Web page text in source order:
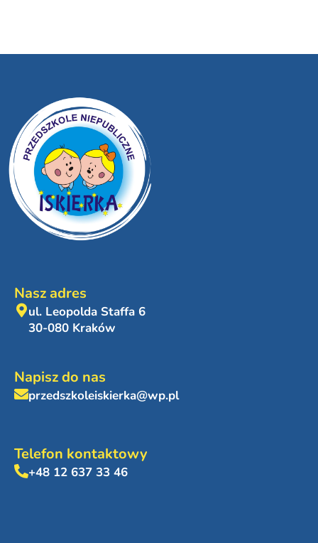
Nasz adres
ul. Leopolda Staffa 6
30-080 Kraków
Napisz do nas
przedszkoleiskierka@wp.pl
Telefon kontaktowy
+48 12 637 33 46